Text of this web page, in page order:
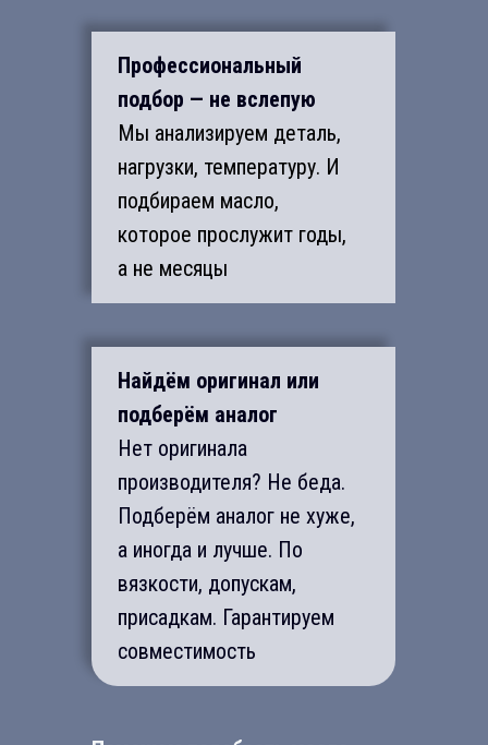
Профессиональный
подбор — не вслепую
Мы анализируем деталь,
нагрузки, температуру. И
подбираем масло,
которое прослужит годы,
а не месяцы
Найдём оригинал или
подберём аналог
Нет оригинала
производителя? Не беда.
Подберём аналог не хуже,
а иногда и лучше. По
вязкости, допускам,
присадкам. Гарантируем
совместимость